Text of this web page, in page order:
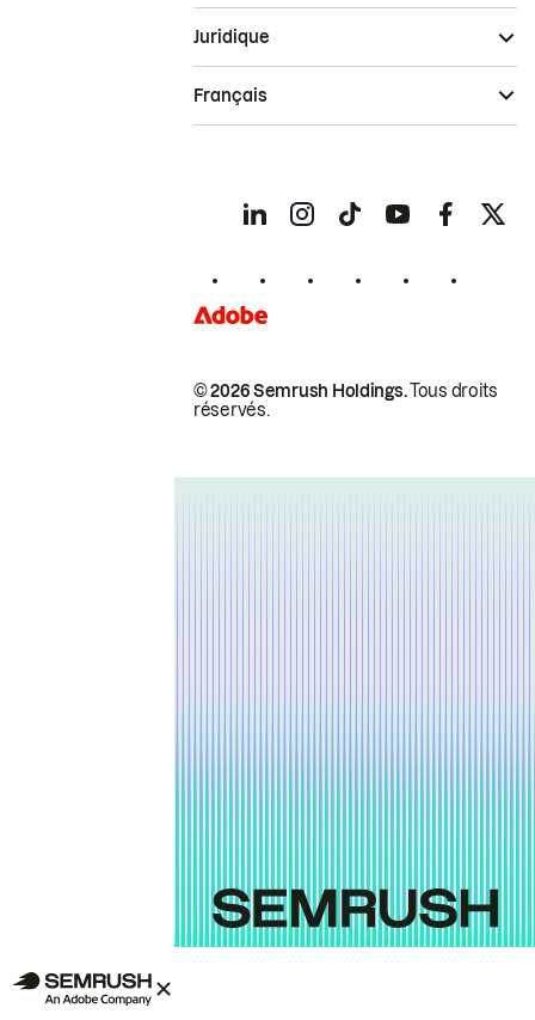
© 2026 Semrush Holdings.Tous droits
réservés.
Juridique
Français